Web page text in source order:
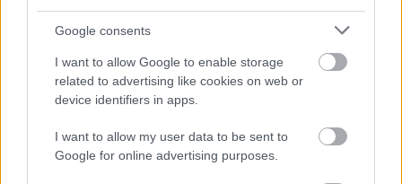
Google consents
I want to allow Google to enable storage
related to advertising like cookies on web or
device identifiers in apps.
I want to allow my user data to be sent to
Google for online advertising purposes.
Ha pedig a filmvégi zenéről van szó, akkorHarmony
Korineegyik kevésbé ismert filmje, a
Mr. Lonely
(magyar címe a semmitmondó Imitátorok
) jut
eszembe, amiben egy afrikai népdal szerepel. Korine
amúgy a filmzene igazi nagymestere, szerintem
versenyszámban (lásd:Gummofőcíme, vagy a
Spring BreakersBritney-jelenete és még